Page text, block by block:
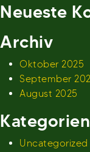
Neueste
Archiv
Oktober 2025
September
August 2025
Kategorien
Uncategorized